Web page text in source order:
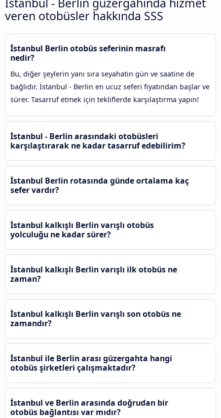
veren otobüsler hakkında SSS
İstanbul Berlin otobüs seferinin masrafı
nedir?
Bu, diğer şeylerin yanı sıra seyahatin gün ve saatine de
bağlıdır. İstanbul - Berlin en ucuz seferi fiyatından başlar ve
sürer. Tasarruf etmek için tekliflerde karşılaştırma yapın!
İstanbul - Berlin arasındaki otobüsleri
karşılaştırarak ne kadar tasarruf edebilirim?
İstanbul Berlin rotasında günde ortalama kaç
sefer vardır?
İstanbul kalkışlı Berlin varışlı otobüs
yolculuğu ne kadar sürer?
İstanbul kalkışlı Berlin varışlı ilk otobüs ne
zaman?
İstanbul kalkışlı Berlin varışlı son otobüs ne
zamandır?
İstanbul ile Berlin arası güzergahta hangi
otobüs şirketleri çalışmaktadır?
İstanbul ve Berlin arasında doğrudan bir
otobüs bağlantısı var mıdır?